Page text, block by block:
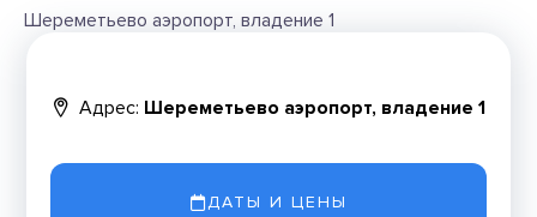
Шереметьево аэропорт, владение 1
Адрес: Шереметьево аэропорт, владение 1
ДАТЫ И ЦЕНЫ